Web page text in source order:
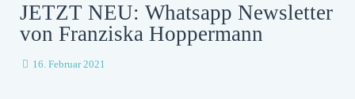
JETZT NEU: Whatsapp Newsletter
von Franziska Hoppermann
16. Februar 2021